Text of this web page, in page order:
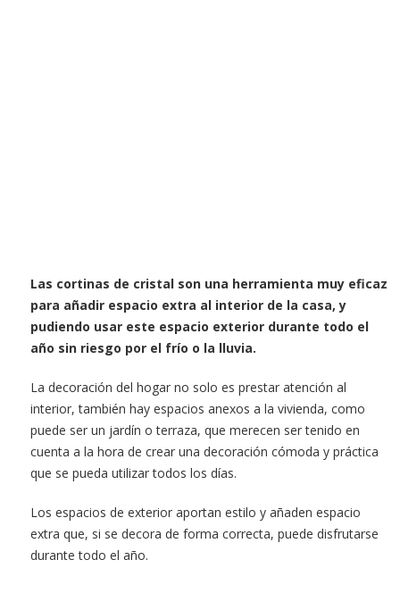
Las cortinas de cristal son una herramienta muy eficaz
para añadir espacio extra al interior de la casa, y
pudiendo usar este espacio exterior durante todo el
año sin riesgo por el frío o la lluvia.
La decoración del hogar no solo es prestar atención al
interior, también hay espacios anexos a la vivienda, como
puede ser un jardín o terraza, que merecen ser tenido en
cuenta a la hora de crear una decoración cómoda y práctica
que se pueda utilizar todos los días.
Los espacios de exterior aportan estilo y añaden espacio
extra que, si se decora de forma correcta, puede disfrutarse
durante todo el año.